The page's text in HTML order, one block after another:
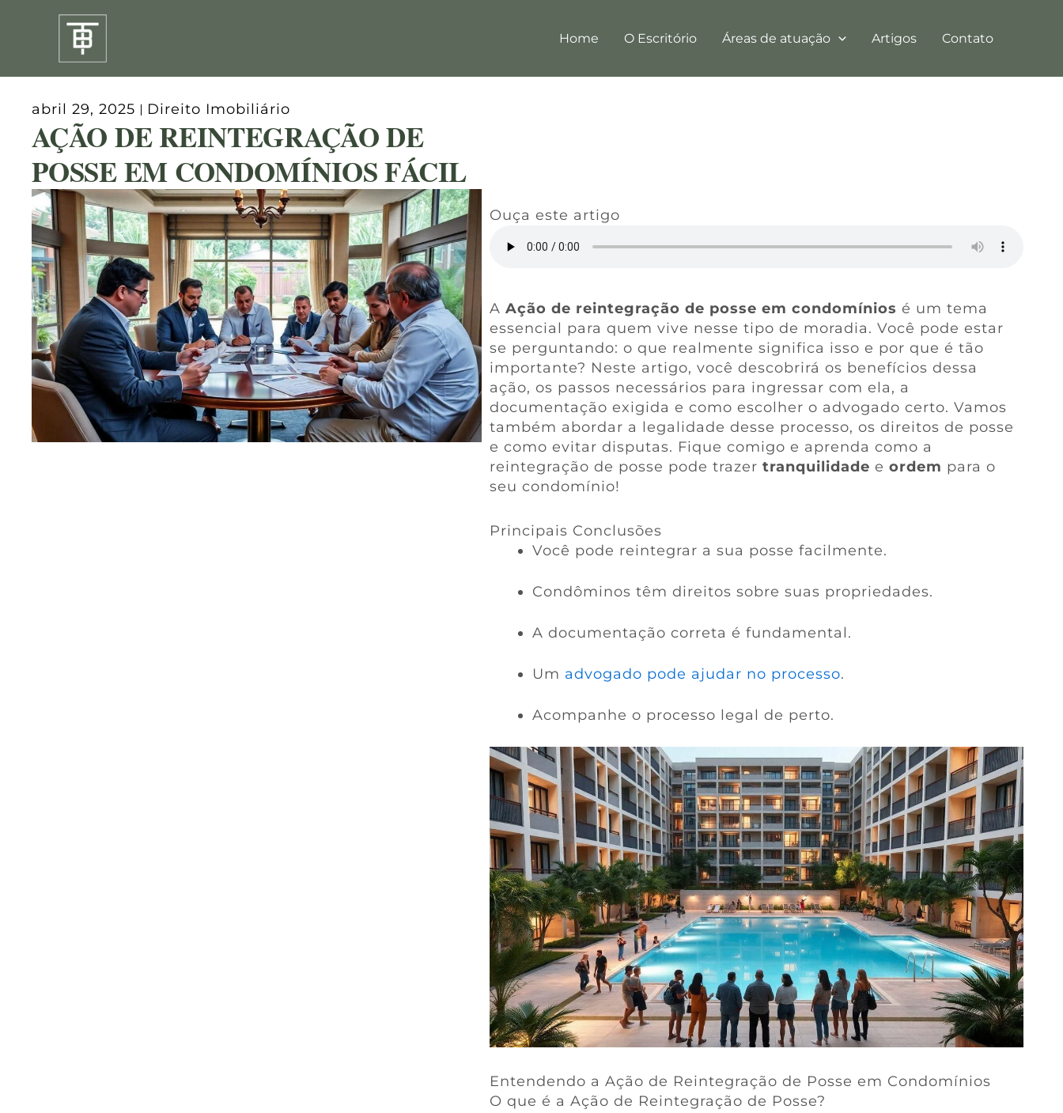
Home O Escritório Áreas de atuação Artigos Contato
abril 29, 2025 Direito Imobiliário
AÇÃO DE REINTEGRAÇÃO DE
POSSE EM CONDOMÍNIOS FÁCIL
Ouça este artigo
A Ação de reintegração de posse em condomínios é um tema
essencial para quem vive nesse tipo de moradia. Você pode estar
se perguntando: o que realmente significa isso e por que é tão
importante? Neste artigo, você descobrirá os benefícios dessa
ação, os passos necessários para ingressar com ela, a
documentação exigida e como escolher o advogado certo. Vamos
também abordar a legalidade desse processo, os direitos de posse
e como evitar disputas. Fique comigo e aprenda como a
reintegração de posse pode trazer tranquilidade e ordem para o
seu condomínio!
Principais Conclusões
Você pode reintegrar a sua posse facilmente.
Condôminos têm direitos sobre suas propriedades.
A documentação correta é fundamental.
Um advogado pode ajudar no processo.
Acompanhe o processo legal de perto.
Entendendo a Ação de Reintegração de Posse em Condomínios
O que é a Ação de Reintegração de Posse?